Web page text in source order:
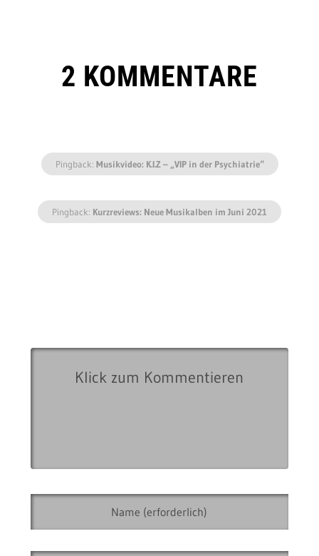
2 KOMMENTARE
Pingback: Musikvideo: K.I.Z – „VIP in der Psychiatrie“
Pingback: Kurzreviews: Neue Musikalben im Juni 2021